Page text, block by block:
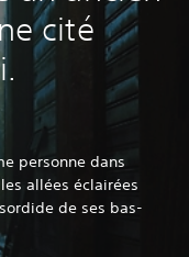
cité
personne dans
allées éclairées
de ses bas-